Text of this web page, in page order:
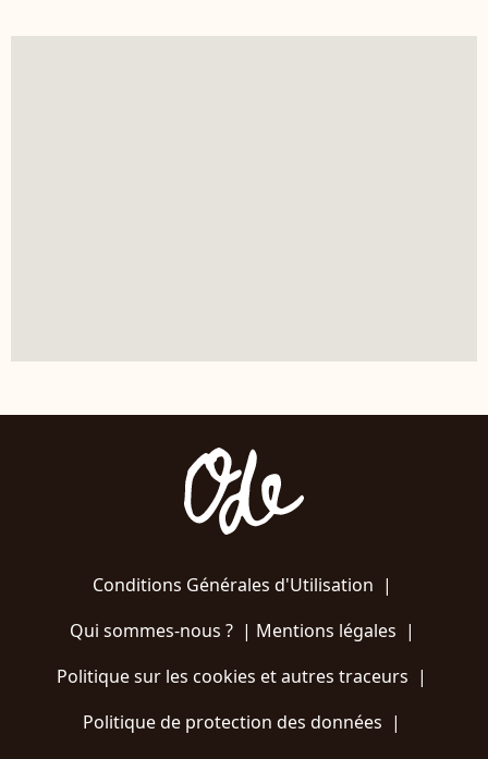
Conditions Générales d'Utilisation |
Qui sommes-nous ?| Mentions légales |
Politique sur les cookies et autres traceurs |
Politique de protection des données |